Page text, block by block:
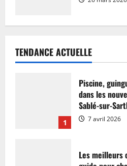
TENDANCE ACTUELLE
1
Piscine,
dans les
Sablé-sur-
7 avril 2026
Les meilleurs